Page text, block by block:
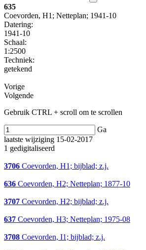
635
Coevorden, H1; Netteplan; 1941-10
Datering:
1941-10
Schaal:
1:2500
Techniek:
getekend
Vorige
Volgende
Gebruik CTRL + scroll om te scrollen
Ga
laatste wijziging 15-02-2017
1 gedigitaliseerd
3706 Coevorden, H1; bijblad; z.j.
636 Coevorden, H2; Netteplan; 1877-10
3707 Coevorden, H2; bijblad; z.j.
637 Coevorden, H3; Netteplan; 1975-08
3708 Coevorden, I1; bijblad; z.j.